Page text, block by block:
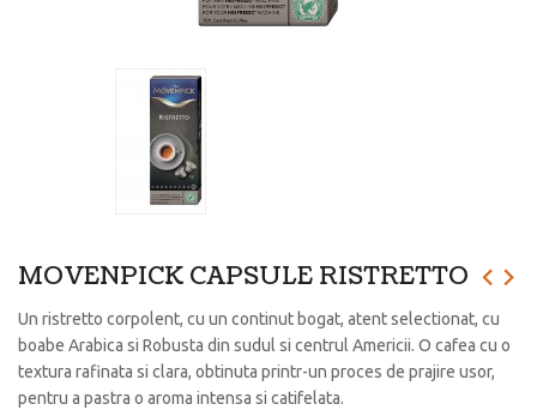
MOVENPICK CAPSULE RISTRETTO
Un ristretto corpolent, cu un continut bogat, atent selectionat, cu
boabe Arabica si Robusta din sudul si centrul Americii. O cafea cu o
textura rafinata si clara, obtinuta printr-un proces de prajire usor,
pentru a pastra o aroma intensa si catifelata.